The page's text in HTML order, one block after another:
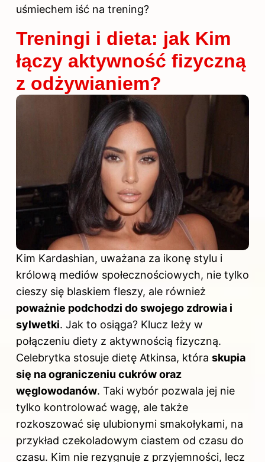
uśmiechem iść na trening?
Treningi i dieta: jak Kim
łączy aktywność fizyczną
z odżywianiem?
Kim Kardashian, uważana za ikonę stylu i
królową mediów społecznościowych, nie tylko
cieszy się blaskiem fleszy, ale również
poważnie podchodzi do swojego zdrowia i
sylwetki. Jak to osiąga? Klucz leży w
połączeniu diety z aktywnością fizyczną.
Celebrytka stosuje dietę Atkinsa, która skupia
się na ograniczeniu cukrów oraz
węglowodanów. Taki wybór pozwala jej nie
tylko kontrolować wagę, ale także
rozkoszować się ulubionymi smakołykami, na
przykład czekoladowym ciastem od czasu do
czasu. Kim nie rezygnuje z przyjemności, lecz